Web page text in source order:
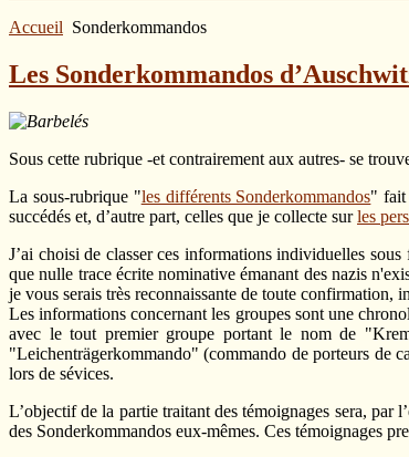
Accueil Sonderkommandos
Les Sonderkommandos
Sous cette rubrique -et contrairement aux autres- se
La sous-rubrique "les différents Sonderkommandos" fait
succédés et, d’autre part, celles que je collecte surles
J’ai choisi de classer ces informations individuelles
que nulle trace écrite nominative émanant des nazis
je vous serais très reconnaissante de toute confirmation,
Les informations concernant les groupes sont une
avec le tout premier groupe portant le nom de
"Leichenträgerkommando" (commando de porteurs de
lors de sévices.
L’objectif de la partie traitant des témoignages sera, par
des Sonderkommandos eux-mêmes. Ces témoignages